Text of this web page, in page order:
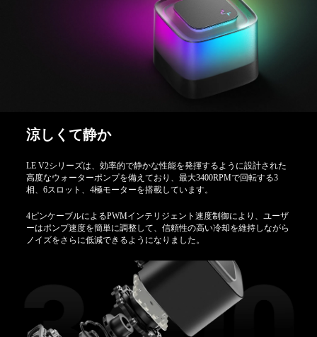
涼しくて静か
LE V2シリーズは、効率的で静かな性能を発揮するように設計された
高度なウォーターポンプを備えており、最大3400RPMで回転する3
相、6スロット、4極モーターを搭載しています。
4ピンケーブルによるPWMインテリジェント速度制御により、ユーザ
ーはポンプ速度を簡単に調整して、信頼性の高い冷却を維持しながら
ノイズをさらに低減できるようになりました。